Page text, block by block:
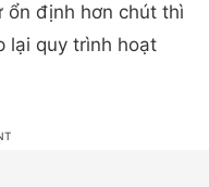
ổn định hơn chút thì
lại quy trình hoạt